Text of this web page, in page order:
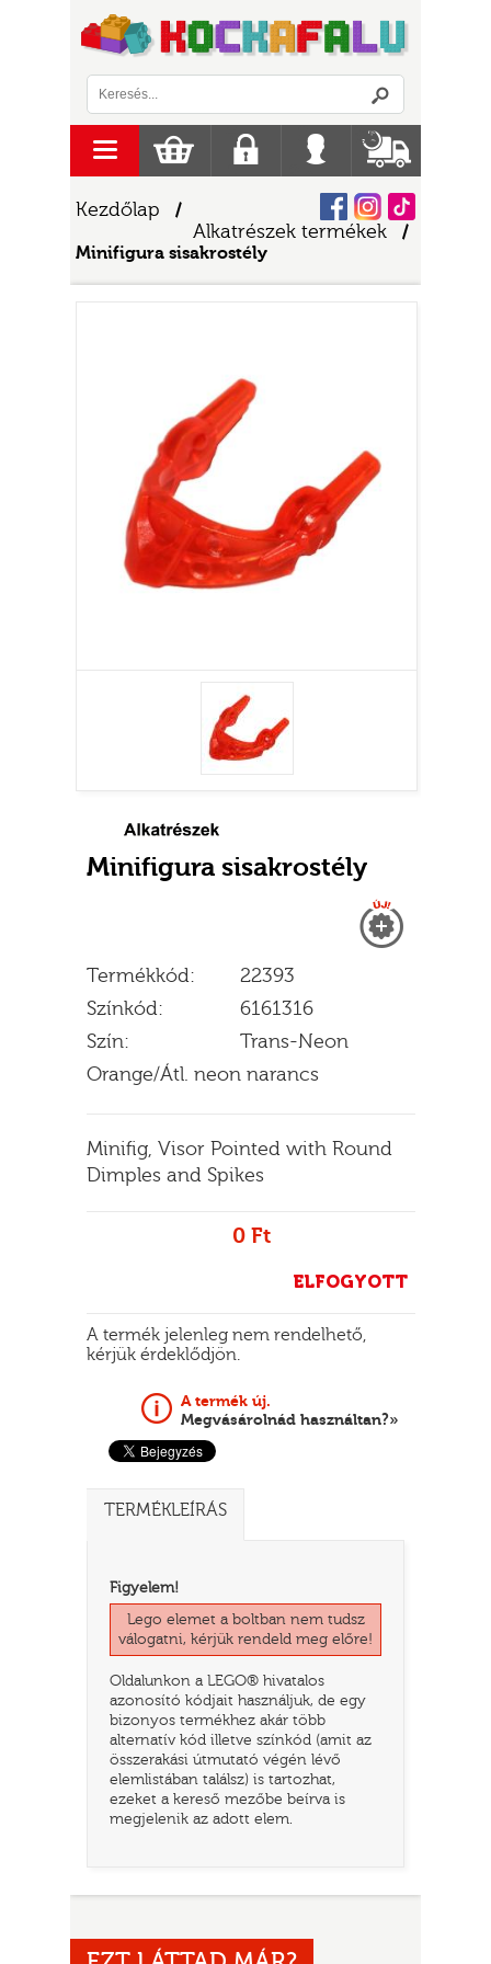
Kezdőlap /
Alkatrészek termékek
/
Minifigura sisakrostély
Minifigura sisakrostély
Termékkód:
22393
Színkód:
6161316
Szín:
Trans-Neon
Orange/Átl. neon narancs
Minifig, Visor Pointed with Round
Dimples and Spikes
0 Ft
ELFOGYOTT
A termék jelenleg nem rendelhető,
kérjük érdeklődjön.
A termék új.
Megvásárolnád használtan?»
TERMÉKLEÍRÁS
Figyelem!
Lego elemet a boltban nem tudsz
válogatni, kérjük rendeld meg előre!
Oldalunkon a LEGO® hivatalos
azonosító kódjait használjuk, de egy
bizonyos termékhez akár több
alternatív kód illetve színkód (amit az
összerakási útmutató végén lévő
elemlistában találsz) is tartozhat,
ezeket a kereső mezőbe beírva is
megjelenik az adott elem.